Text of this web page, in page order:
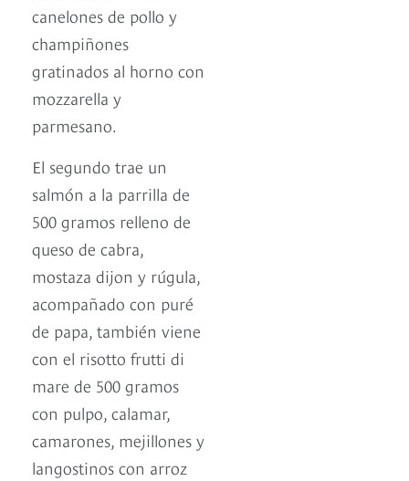
canelones de pollo y
champiñones
gratinados al horno con
mozzarella y
parmesano.
El segundo trae un
salmón a la parrilla de
500 gramos relleno de
queso de cabra,
mostaza dijon y rúgula,
acompañado con puré
de papa, también viene
con el risotto frutti di
mare de 500 gramos
con pulpo, calamar,
camarones, mejillones y
langostinos con arroz